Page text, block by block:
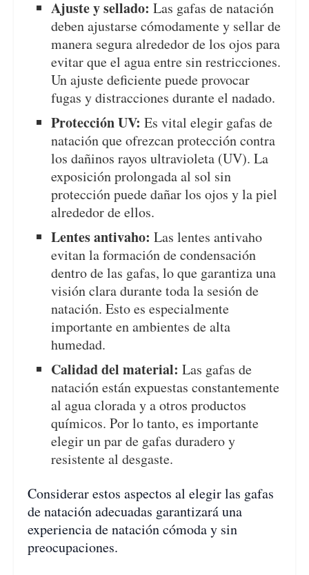
Ajuste y sellado: Las gafas de natación
deben ajustarse cómodamente y sellar de
manera segura alrededor de los ojos para
evitar que el agua entre sin restricciones.
Un ajuste deficiente puede provocar
fugas y distracciones durante el nadado.
Protección UV: Es vital elegir gafas de
natación que ofrezcan protección contra
los dañinos rayos ultravioleta (UV). La
exposición prolongada al sol sin
protección puede dañar los ojos y la piel
alrededor de ellos.
Lentes antivaho: Las lentes antivaho
evitan la formación de condensación
dentro de las gafas, lo que garantiza una
visión clara durante toda la sesión de
natación. Esto es especialmente
importante en ambientes de alta
humedad.
Calidad del material: Las gafas de
natación están expuestas constantemente
al agua clorada y a otros productos
químicos. Por lo tanto, es importante
elegir un par de gafas duradero y
resistente al desgaste.
Considerar estos aspectos al elegir las gafas
de natación adecuadas garantizará una
experiencia de natación cómoda y sin
preocupaciones.